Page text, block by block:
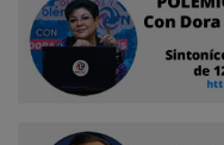
Ventas
Contacto